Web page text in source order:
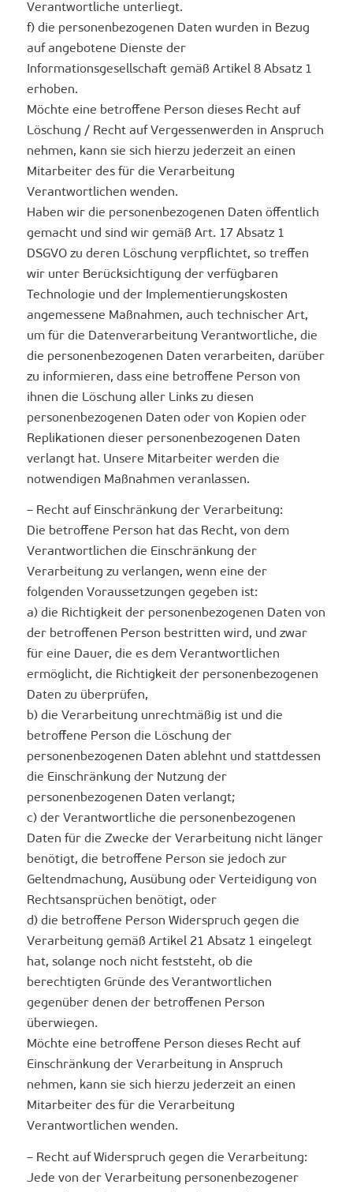
Verantwortliche unterliegt.
f) die personenbezogenen Daten wurden in Bezug
auf angebotene Dienste der
Informationsgesellschaft gemäß Artikel 8 Absatz 1
erhoben.
Möchte eine betroffene Person dieses Recht auf
Löschung / Recht auf Vergessenwerden in Anspruch
nehmen, kann sie sich hierzu jederzeit an einen
Mitarbeiter des für die Verarbeitung
Verantwortlichen wenden.
Haben wir die personenbezogenen Daten öffentlich
gemacht und sind wir gemäß Art. 17 Absatz 1
DSGVO zu deren Löschung verpflichtet, so treffen
wir unter Berücksichtigung der verfügbaren
Technologie und der Implementierungskosten
angemessene Maßnahmen, auch technischer Art,
um für die Datenverarbeitung Verantwortliche, die
die personenbezogenen Daten verarbeiten, darüber
zu informieren, dass eine betroffene Person von
ihnen die Löschung aller Links zu diesen
personenbezogenen Daten oder von Kopien oder
Replikationen dieser personenbezogenen Daten
verlangt hat. Unsere Mitarbeiter werden die
notwendigen Maßnahmen veranlassen.
– Recht auf Einschränkung der Verarbeitung:
Die betroffene Person hat das Recht, von dem
Verantwortlichen die Einschränkung der
Verarbeitung zu verlangen, wenn eine der
folgenden Voraussetzungen gegeben ist:
a) die Richtigkeit der personenbezogenen Daten von
der betroffenen Person bestritten wird, und zwar
für eine Dauer, die es dem Verantwortlichen
ermöglicht, die Richtigkeit der personenbezogenen
Daten zu überprüfen,
b) die Verarbeitung unrechtmäßig ist und die
betroffene Person die Löschung der
personenbezogenen Daten ablehnt und stattdessen
die Einschränkung der Nutzung der
personenbezogenen Daten verlangt;
c) der Verantwortliche die personenbezogenen
Daten für die Zwecke der Verarbeitung nicht länger
benötigt, die betroffene Person sie jedoch zur
Geltendmachung, Ausübung oder Verteidigung von
Rechtsansprüchen benötigt, oder
d) die betroffene Person Widerspruch gegen die
Verarbeitung gemäß Artikel 21 Absatz 1 eingelegt
hat, solange noch nicht feststeht, ob die
berechtigten Gründe des Verantwortlichen
gegenüber denen der betroffenen Person
überwiegen.
Möchte eine betroffene Person dieses Recht auf
Einschränkung der Verarbeitung in Anspruch
nehmen, kann sie sich hierzu jederzeit an einen
Mitarbeiter des für die Verarbeitung
Verantwortlichen wenden.
– Recht auf Widerspruch gegen die Verarbeitung:
Jede von der Verarbeitung personenbezogener